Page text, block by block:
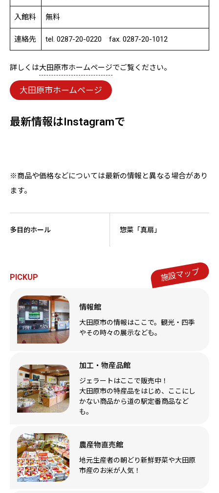
入館料 無料
連絡先 tel. 0287-20-0220 fax. 0287-20-1012
詳しくは大田原市ホームページでご覧ください。
大田原市ホームページ
最新情報はInstagramで
※商品や価格などについては最新の情報と異なる場合があり
ます。
多目的ホール 惣菜「真扇」
施設マップ
PICKUP
情報館
大田原市の情報はここで。観光・四季
やその時々の展示なども。
加工・物産品館
ジェラートはここで販売中！
大田原市の特産品をはじめ、ここにし
かない商品から道の駅定番商品など
も。
農産物直売館
地元生産者の朝どり新鮮野菜や大田原
市産のお米が人気！